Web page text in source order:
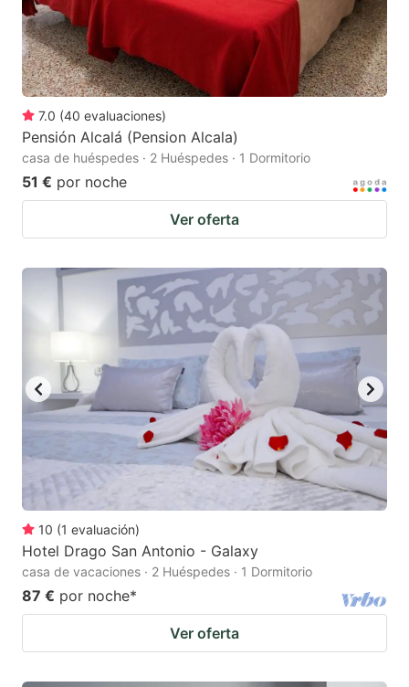
7.0 (40 evaluaciones)
Pensión Alcalá (Pension Alcala)
casa de huéspedes · 2 Huéspedes · 1 Dormitorio
51 € por noche
Ver oferta
10 (1 evaluación)
Hotel Drago San Antonio - Galaxy
casa de vacaciones · 2 Huéspedes · 1 Dormitorio
87 € por noche*
Ver oferta